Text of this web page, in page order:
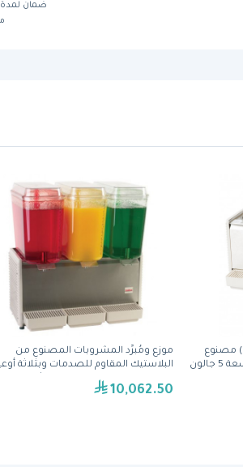
ضمان
موزع ومُبرِّد المشروبات المصنوع من
البلاستيك المقاوم للصدمات وبثلاثة
10,062.50
موزع ومُبرِّد المشروبات (D15-4) مصنوع
من البلاستيك و بوعاء فردي بسعة 5 جالون